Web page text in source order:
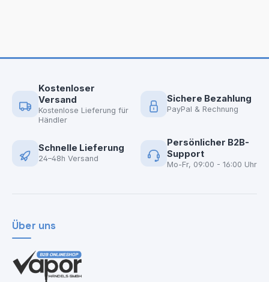
Kostenloser
Versand
Kostenlose Lieferung für
Händler
Sichere Bezahlung
PayPal & Rechnung
Schnelle Lieferung
24–48h Versand
Persönlicher B2B-
Support
Mo-Fr, 09:00 - 16:00 Uhr
Über uns